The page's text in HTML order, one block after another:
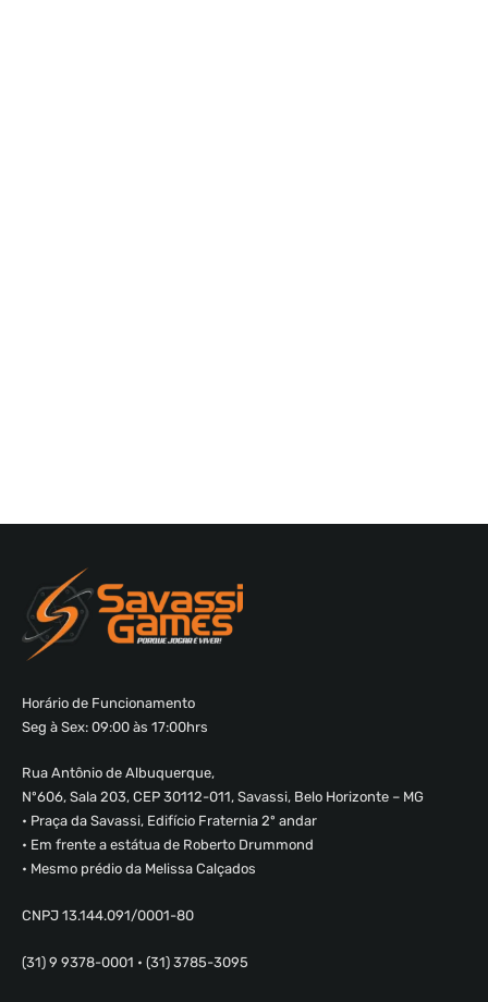
Horário de Funcionamento
Seg à Sex: 09:00 às 17:00hrs
Rua Antônio de Albuquerque,
Nº606, Sala 203, CEP 30112-011, Savassi, Belo Horizonte – MG
• Praça da Savassi, Edifício Fraternia 2º andar
• Em frente a estátua de Roberto Drummond
• Mesmo prédio da Melissa Calçados
CNPJ 13.144.091/0001-80
(31) 9 9378-0001 • (31) 3785-3095